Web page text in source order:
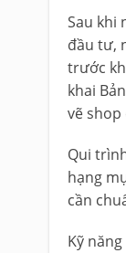
Sau khi
đầu tư,
trước
khai
vẽ shop
Qui
hạng
cần
Kỹ